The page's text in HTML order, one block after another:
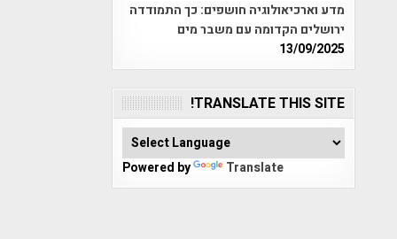
מדע וארכיאולוגיה חושפים: כך התמודדה
ירושלים הקדומה עם משבר מים
13/09/2025
TRANSLATE THIS SITE!
Powered by Translate